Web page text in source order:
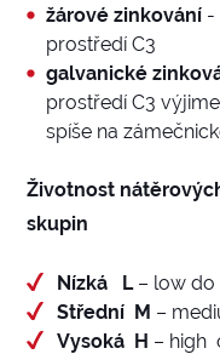
žárové zinkování -
prostředí C3
galvanické
prostředí C3
spíše na
Životnost
skupin
Nízká L– low do
Střední M –
Vysoká H – high